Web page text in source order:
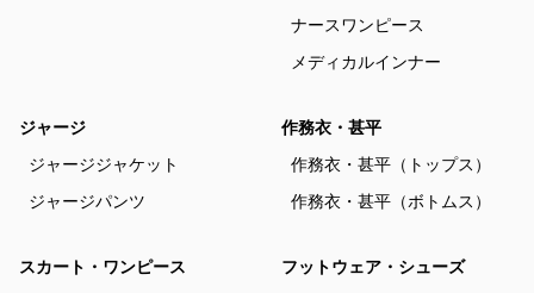
ナースワンピース
メディカルインナー
ジャージ
ジャージジャケット
ジャージパンツ
作務衣・甚平
作務衣・甚平（トップス）
作務衣・甚平（ボトムス）
スカート・ワンピース
フットウェア・シューズ